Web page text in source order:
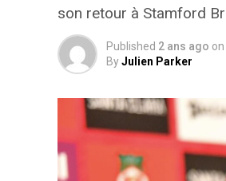
son retour à Stamford
Published 2 ans ago on
ByJulien Parker